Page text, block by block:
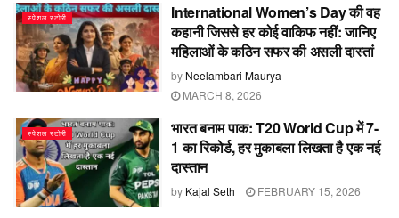
स्पेशल स्टोरी
International Women’s Day की वह
कहानी जिससे हर कोई वाकिफ नहीं: जानिए
महिलाओं के कठिन सफर की असली दास्तां
by Neelambari Maurya
MARCH 8, 2026
स्पेशल स्टोरी
भारत बनाम पाक: T20 World Cup में 7-
1 का रिकोर्ड, हर मुकाबला लिखता है एक नई
दास्तान
by Kajal Seth FEBRUARY 15, 2026